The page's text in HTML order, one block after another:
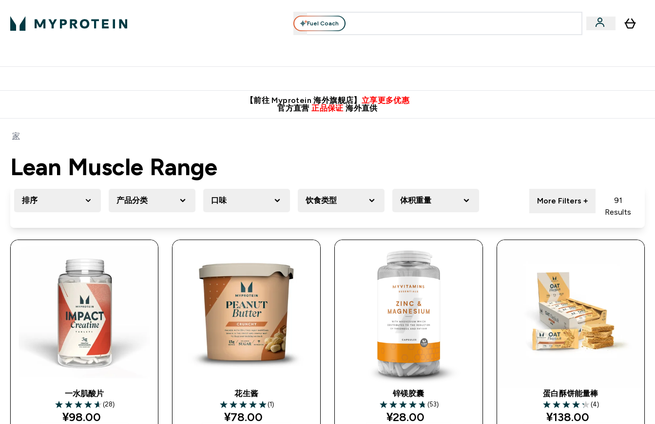
Fuel Coach
【前往 Myprotein 海外旗舰店】 立享更多优惠
官方直营 正品保证 海外直供
家
Lean Muscle Range
排序 产品分类 口味 饮食类型 体积重量 More Filters +
91
Results
一水肌酸片
4.64 out of 5 stars
(28)
discounted price
¥98.00‎
花生酱
5 out of 5 stars
(1)
discounted price
¥78.00‎
锌镁胶囊
4.74 out of 5 stars
(53)
discounted price
¥28.00‎
蛋白酥饼能量棒
4.25 out of 5 stars
(4)
discounted price
¥138.00‎